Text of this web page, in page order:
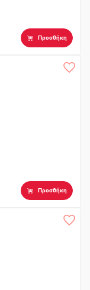
Προσθήκη
Προσθήκη